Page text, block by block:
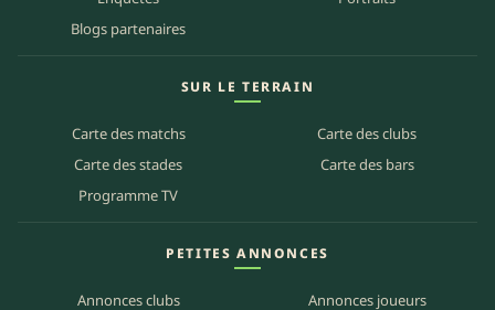
Blogs partenaires
SUR LE TERRAIN
Carte des matchs
Carte des clubs
Carte des stades
Carte des bars
Programme TV
PETITES ANNONCES
Annonces clubs Annonces joueurs